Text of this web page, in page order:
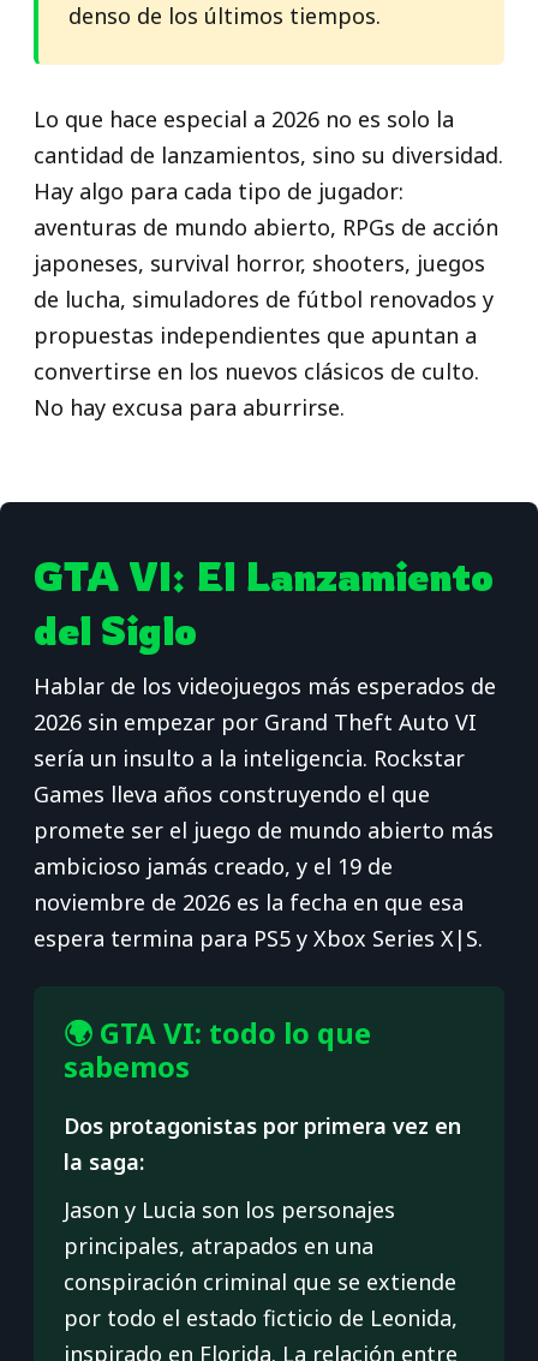
denso de los últimos tiempos.
Lo que hace especial a 2026 no es solo la
cantidad de lanzamientos, sino su diversidad.
Hay algo para cada tipo de jugador:
aventuras de mundo abierto, RPGs de acción
japoneses, survival horror, shooters, juegos
de lucha, simuladores de fútbol renovados y
propuestas independientes que apuntan a
convertirse en los nuevos clásicos de culto.
No hay excusa para aburrirse.
GTA VI: El Lanzamiento
del Siglo
Hablar de los videojuegos más esperados de
2026 sin empezar por Grand Theft Auto VI
sería un insulto a la inteligencia. Rockstar
Games lleva años construyendo el que
promete ser el juego de mundo abierto más
ambicioso jamás creado, y el 19 de
noviembre de 2026 es la fecha en que esa
espera termina para PS5 y Xbox Series X|S.
🌍 GTA VI: todo lo que
sabemos
Dos protagonistas por primera vez en
la saga:
Jason y Lucia son los personajes
principales, atrapados en una
conspiración criminal que se extiende
por todo el estado ficticio de Leonida,
inspirado en Florida. La relación entre